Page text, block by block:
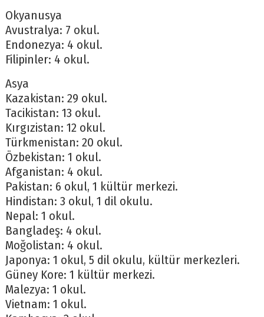
Okyanusya
Avustralya: 7 okul.
Endonezya: 4 okul.
Filipinler: 4 okul.
Asya
Kazakistan: 29 okul.
Tacikistan: 13 okul.
Kırgızistan: 12 okul.
Türkmenistan: 20 okul.
Özbekistan: 1 okul.
Afganistan: 4 okul.
Pakistan: 6 okul, 1 kültür merkezi.
Hindistan: 3 okul, 1 dil okulu.
Nepal: 1 okul.
Bangladeş: 4 okul.
Moğolistan: 4 okul.
Japonya: 1 okul, 5 dil okulu, kültür merkezleri.
Güney Kore: 1 kültür merkezi.
Malezya: 1 okul.
Vietnam: 1 okul.